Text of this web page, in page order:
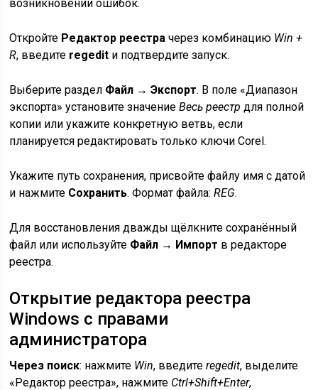
возникновении ошибок.
Откройте Редактор реестра через комбинацию Win +
R, введите regedit и подтвердите запуск.
Выберите раздел Файл → Экспорт. В поле «Диапазон
экспорта» установите значениеВесь реестр для полной
копии или укажите конкретную ветвь, если
планируется редактировать только ключи Corel.
Укажите путь сохранения, присвойте файлу имя с датой
и нажмите Сохранить. Формат файла:REG.
Для восстановления дважды щёлкните сохранённый
файл или используйте Файл → Импорт в редакторе
реестра.
Открытие редактора реестра
Windows с правами
администратора
Через поиск: нажмите Win, введитеregedit, выделите
«Редактор реестра», нажмите Ctrl+Shift+Enter,